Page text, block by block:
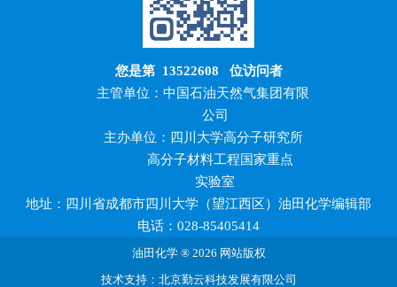
您是第 13522608 位访问者
主管单位：中国石油天然气集团有限
公司
主办单位：四川大学高分子研究所
高分子材料工程国家重点
实验室
地址：四川省成都市四川大学（望江西区）油田化学编辑部
电话：028-85405414
油田化学 ® 2026 网站版权
技术支持：北京勤云科技发展有限公司